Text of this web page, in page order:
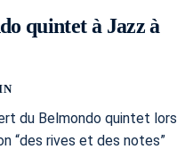
quintet à Jazz à
du Belmondo quintet lors
“des rives et des notes”